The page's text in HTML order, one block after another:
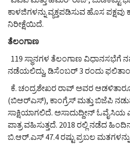
ಕಾಳಜಿಗಳನ್ನು ವ್ಯಕ್ತಪಡಿಸುವ ಹೊಸ ಪಕ್ಷವು
ನಿರೀಕ್ಷೆಯಿದೆ.
ತೆಲಂಗಾಣ
119 ಸ್ಥಾನಗಳ ತೆಲಂಗಾಣ ವಿಧಾನಸಭೆಗೆ
ನಡೆಯಲಿದ್ದು, ಡಿಸೆಂಬರ್ 3 ರಂದು
ಕೆ. ಚಂದ್ರಶೇಖರ ರಾವ್ ಅವರ
(ಬಿಆರ್‌ಎಸ್), ಕಾಂಗ್ರೆಸ್ ಮತ್ತು ಬಿಜೆಪಿ
ಸಾಕ್ಷಿಯಾಗಲಿದೆ. ಅಸಾದುದ್ದೀನ್
ಪಾತ್ರ ವಹಿಸುತ್ತದೆ. 2018 ರಲ್ಲಿ ನಡೆದ
ಬಿ.ಆರ್.ಎಸ್ 47.4 ರಷ್ಟು ಪ್ರಬಲ